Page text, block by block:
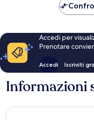
Accedi per
Prenotare
Accedi Iscriviti
Informazioni